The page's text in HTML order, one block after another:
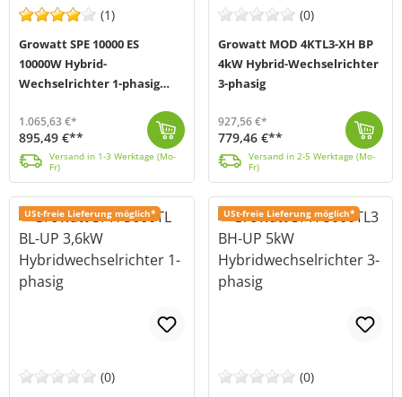
(1)
Growatt SPE 10000 ES
10000W Hybrid-
Wechselrichter 1-phasig
1.065,63 €*
895,49 €**
Versand in 1-3 Werktage (Mo-
Fr)
(0)
Growatt MOD 4KTL3-XH BP
4kW Hybrid-Wechselrichter
3-phasig
927,56 €*
779,46 €**
Versand in 2-5 Werktage (Mo-
Fr)
USt-freie Lieferung möglich*
(0)
USt-freie Lieferung möglich*
(0)